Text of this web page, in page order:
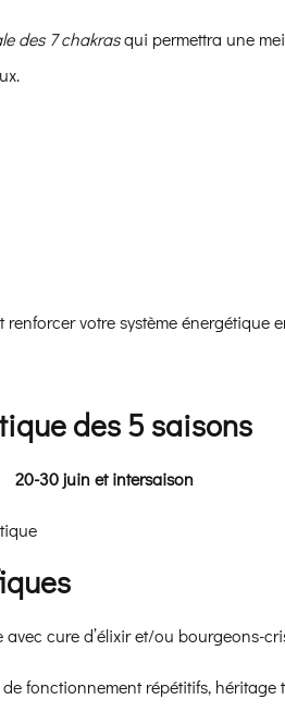
des 7 chakrasqui permettra une
votre système énergétique
des 5 saisons
20-30 juin et intersaison
cure d’élixir et/ou bourgeons-
fonctionnement répétitifs, héritage